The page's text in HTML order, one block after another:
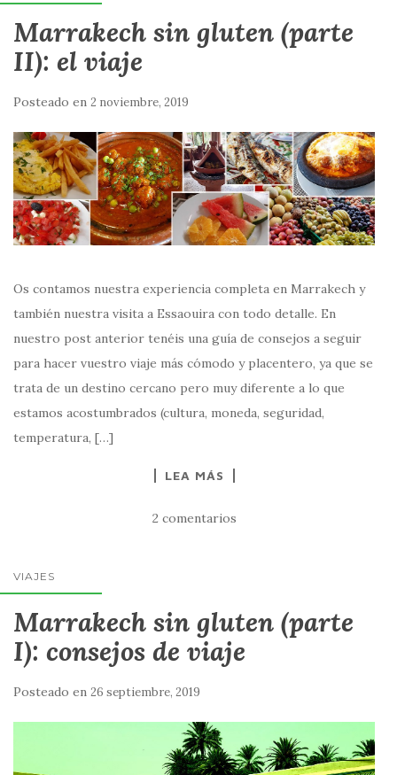
Marrakech sin gluten (parte
II): el viaje
Posteado en 2 noviembre, 2019
Os contamos nuestra experiencia completa en Marrakech y
también nuestra visita a Essaouira con todo detalle. En
nuestro post anterior tenéis una guía de consejos a seguir
para hacer vuestro viaje más cómodo y placentero, ya que se
trata de un destino cercano pero muy diferente a lo que
estamos acostumbrados (cultura, moneda, seguridad,
temperatura, […]
LEA MÁS
2 comentarios
VIAJES
Marrakech sin gluten (parte
I): consejos de viaje
Posteado en 26 septiembre, 2019